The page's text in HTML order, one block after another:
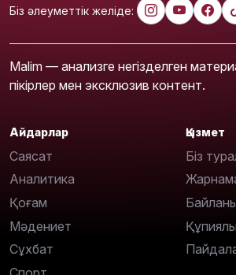
Біз әлеуметтік желіде:
Malim — анализге негізделген
пікірлер мен эксклюзив контент.
Айдарлар
Саясат
Аналитика
Қоғам
Мәдениет
Сұхбат
Қызмет
Біз